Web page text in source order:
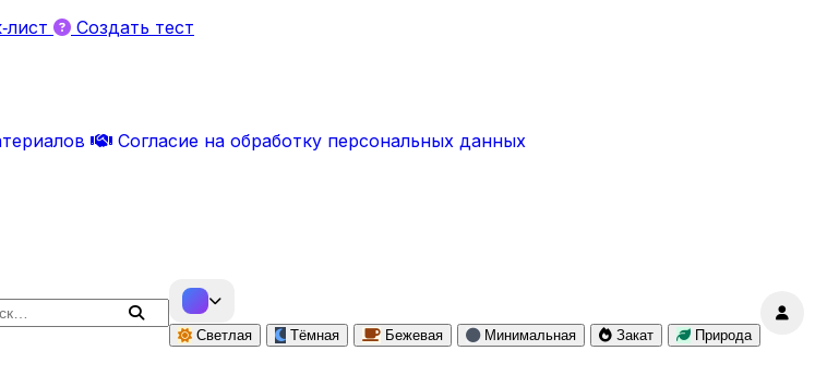
Создать тест
Согласие на обработку персональных данных
по сайту
Светлая Тёмная Бежевая Минимальная Закат Природа